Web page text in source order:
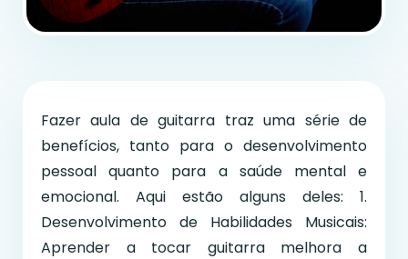
Fazer aula de guitarra traz uma série de
benefícios, tanto para o desenvolvimento
pessoal quanto para a saúde mental e
emocional. Aqui estão alguns deles: 1.
Desenvolvimento de Habilidades Musicais:
Aprender a tocar guitarra melhora a